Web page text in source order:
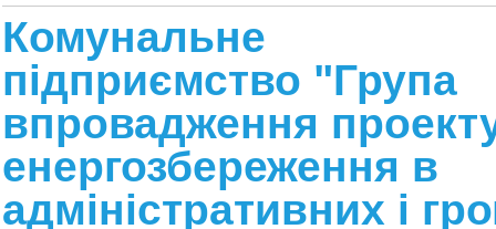
Комунальне
підприємство "Група
впровадження
енергозбереження в
адміністративних і